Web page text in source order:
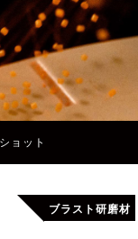
ョット
ブラスト研磨材